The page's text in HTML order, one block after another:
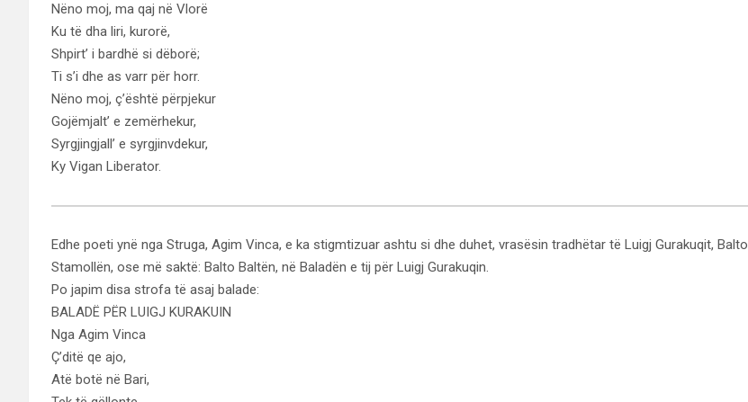
Nëno moj, ma qaj në Vlorë
Ku të dha liri, kurorë,
Shpirt’ i bardhë si dëborë;
Ti s’i dhe as varr për horr.
Nëno moj, ç’është përpjekur
Gojëmjalt’ e zemërhekur,
Syrgjingjall’ e syrgjinvdekur,
Ky Vigan Liberator.
Edhe poeti ynë nga Struga, Agim Vinca, e ka stigmtizuar ashtu si dhe duhet, vrasësin tradhëtar të Luigj Gurakuqit, Balto
Stamollën, ose më saktë: Balto Baltën, në Baladën e tij për Luigj Gurakuqin.
Po japim disa strofa të asaj balade:
BALADË PËR LUIGJ KURAKUIN
Nga Agim Vinca
Ç’ditë qe ajo,
Atë botë në Bari,